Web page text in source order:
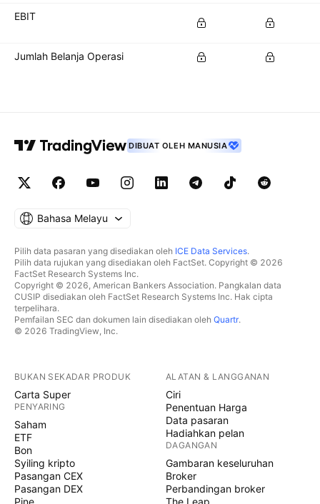
EBIT
Jumlah Belanja Operasi
DIBUAT OLEH MANUSIA
Bahasa Melayu
Pilih data pasaran yang disediakan oleh ICE Data Services.
Pilih data rujukan yang disediakan oleh FactSet. Copyright © 2026
FactSet Research Systems Inc.
Copyright © 2026, American Bankers Association. Pangkalan data
CUSIP disediakan oleh FactSet Research Systems Inc. Hak cipta
terpelihara.
Pemfailan SEC dan dokumen lain disediakan oleh Quartr.
© 2026 TradingView, Inc.
BUKAN SEKADAR PRODUK
Carta Super
PENYARING
Saham
ETF
Bon
Syiling kripto
Pasangan CEX
Pasangan DEX
Pine
ALATAN & LANGGANAN
Ciri
Penentuan Harga
Data pasaran
Hadiahkan pelan
DAGANGAN
Gambaran keseluruhan
Broker
Perbandingan broker
The Leap